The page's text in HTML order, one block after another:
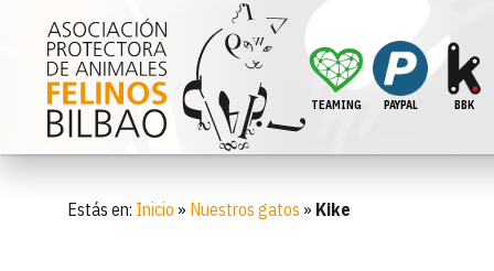
TEAMING PAYPAL BBK
Estás en: Inicio » Nuestros gatos » Kike